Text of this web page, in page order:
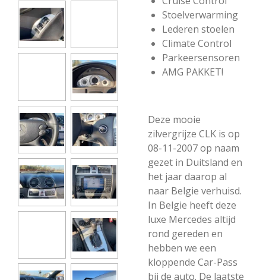
Stoelverwarming
Lederen stoelen
Climate Control
Parkeersensoren
AMG PAKKET!
Deze mooie
zilvergrijze CLK is op
08-11-2007 op naam
gezet in Duitsland en
het jaar daarop al
naar Belgie verhuisd.
In Belgie heeft deze
luxe Mercedes altijd
rond gereden en
hebben we een
kloppende Car-Pass
bij de auto. De laatste